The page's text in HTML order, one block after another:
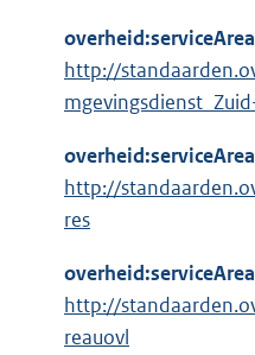
http://
http://
res
http://
reauovl